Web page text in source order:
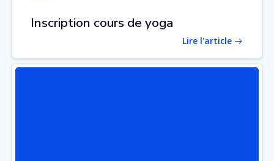
Inscription cours de yoga
Lire l'article